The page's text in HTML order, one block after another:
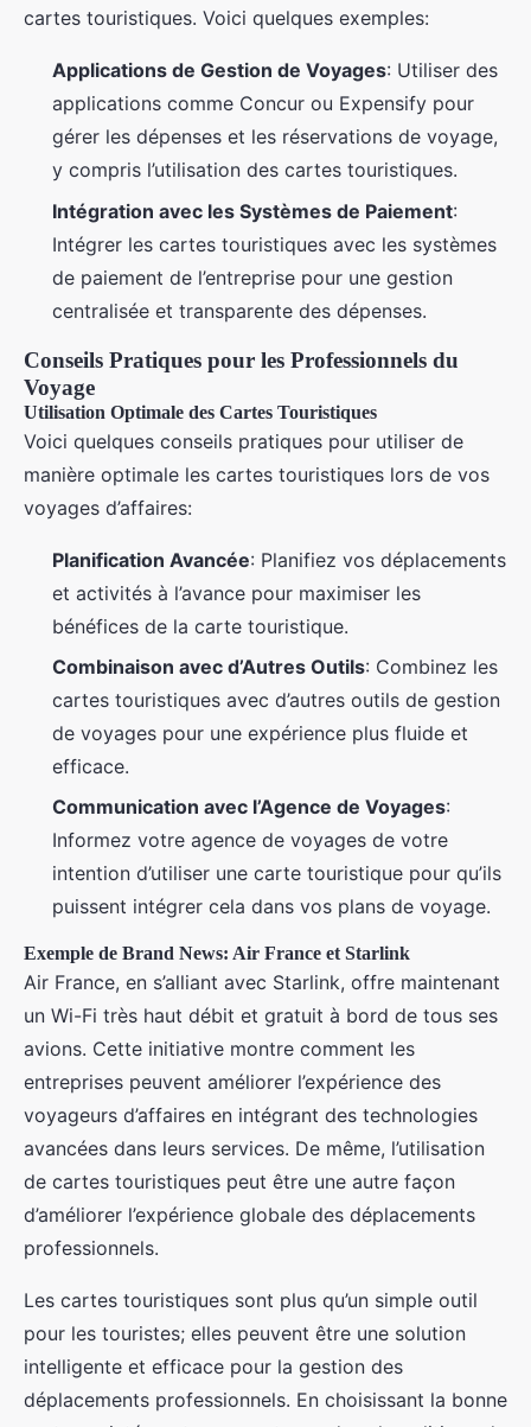
cartes touristiques. Voici quelques exemples:
Applications de Gestion de Voyages: Utiliser des
applications comme Concur ou Expensify pour
gérer les dépenses et les réservations de voyage,
y compris l’utilisation des cartes touristiques.
Intégration avec les Systèmes de Paiement:
Intégrer les cartes touristiques avec les systèmes
de paiement de l’entreprise pour une gestion
centralisée et transparente des dépenses.
Conseils Pratiques pour les Professionnels du
Voyage
Utilisation Optimale des Cartes Touristiques
Voici quelques conseils pratiques pour utiliser de
manière optimale les cartes touristiques lors de vos
voyages d’affaires:
Planification Avancée: Planifiez vos déplacements
et activités à l’avance pour maximiser les
bénéfices de la carte touristique.
Combinaison avec d’Autres Outils: Combinez les
cartes touristiques avec d’autres outils de gestion
de voyages pour une expérience plus fluide et
efficace.
Communication avec l’Agence de Voyages:
Informez votre agence de voyages de votre
intention d’utiliser une carte touristique pour qu’ils
puissent intégrer cela dans vos plans de voyage.
Exemple de Brand News: Air France et Starlink
Air France, en s’alliant avec Starlink, offre maintenant
un Wi-Fi très haut débit et gratuit à bord de tous ses
avions. Cette initiative montre comment les
entreprises peuvent améliorer l’expérience des
voyageurs d’affaires en intégrant des technologies
avancées dans leurs services. De même, l’utilisation
de cartes touristiques peut être une autre façon
d’améliorer l’expérience globale des déplacements
professionnels.
Les cartes touristiques sont plus qu’un simple outil
pour les touristes; elles peuvent être une solution
intelligente et efficace pour la gestion des
déplacements professionnels. En choisissant la bonne